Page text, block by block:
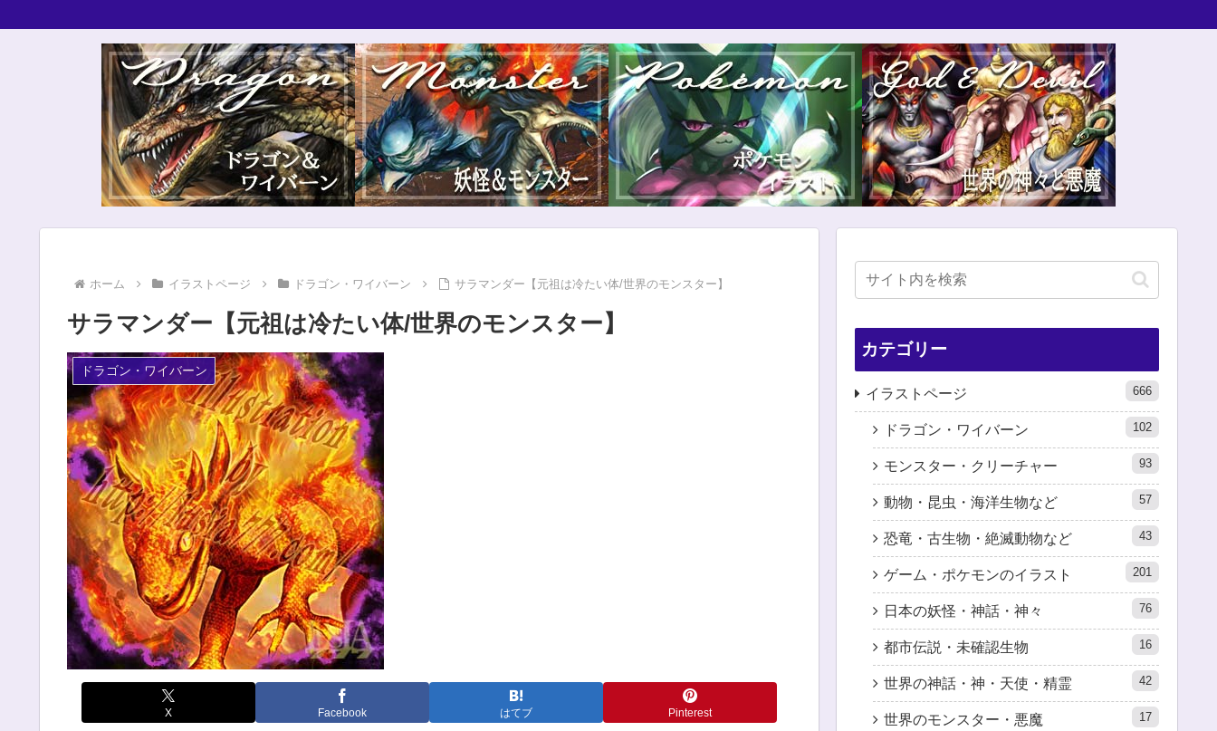
ホーム イラストページ ドラゴン・ワイバーン サラマンダー【元祖は冷たい体/世界のモンスター】
サラマンダー【元祖は冷たい体/世界のモンスター】
ドラゴン・ワイバーン
X Facebook はてブ Pinterest
カテゴリー
イラストページ 666
ドラゴン・ワイバーン 102
モンスター・クリーチャー 93
動物・昆虫・海洋生物など 57
恐竜・古生物・絶滅動物など 43
ゲーム・ポケモンのイラスト 201
日本の妖怪・神話・神々 76
都市伝説・未確認生物 16
世界の神話・神・天使・精霊 42
世界のモンスター・悪魔 17